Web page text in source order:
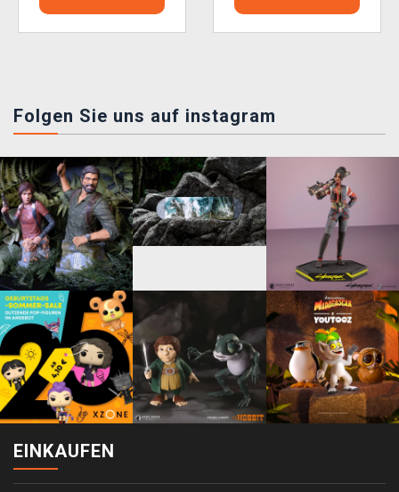
Folgen Sie uns auf instagram
EINKAUFEN